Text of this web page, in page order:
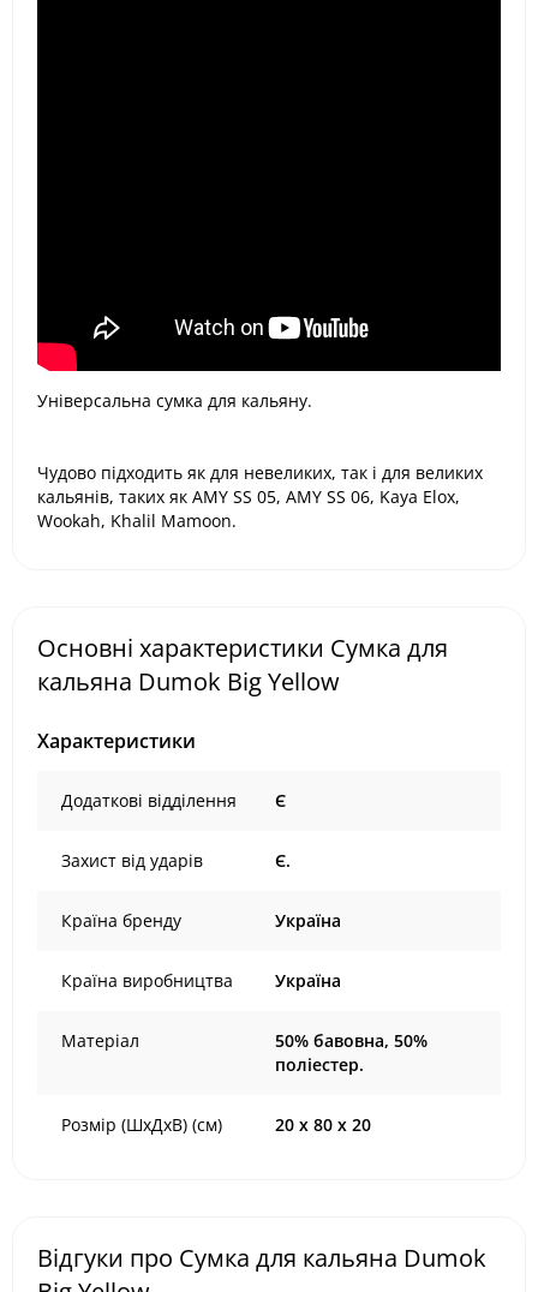
Універсальна сумка для кальяну.
Чудово підходить як для невеликих, так і для великих
кальянів, таких як AMY SS 05, AMY SS 06, Kaya Elox,
Wookah, Khalil Mamoon.
Основні характеристики Сумка для
кальяна Dumok Big Yellow
Характеристики
Додаткові відділення Є
Захист від ударів Є.
Країна бренду Україна
Країна виробництва Україна
Матеріал
50% бавовна, 50%
поліестер.
Розмір (ШхДхВ) (см) 20 х 80 х 20
Відгуки про Сумка для кальяна Dumok